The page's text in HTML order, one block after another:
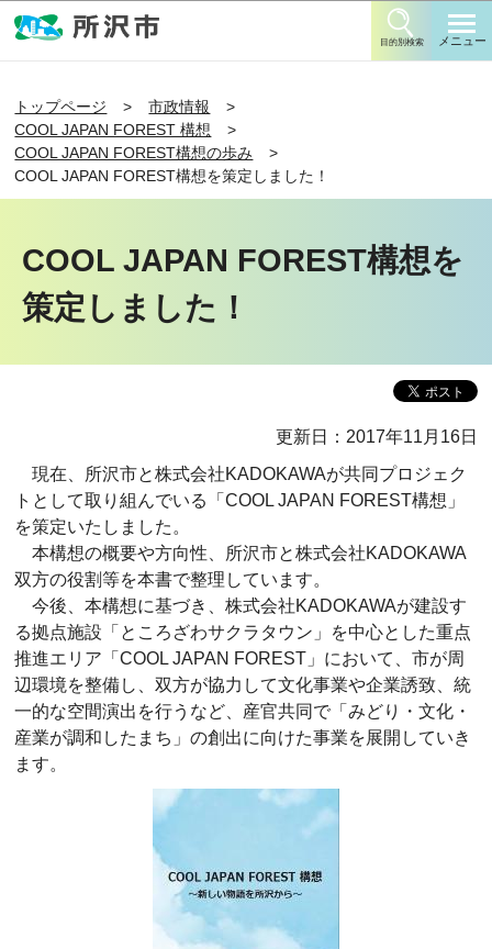
目的別検索 メニュー
トップページ
市政情報
COOL JAPAN FOREST 構想
COOL JAPAN FOREST構想の歩み
COOL JAPAN FOREST構想を策定しました！
COOL JAPAN FOREST構想を
策定しました！
更新日：2017年11月16日
現在、所沢市と株式会社KADOKAWAが共同プロジェク
トとして取り組んでいる「COOL JAPAN FOREST構想」
を策定いたしました。
本構想の概要や方向性、所沢市と株式会社KADOKAWA
双方の役割等を本書で整理しています。
今後、本構想に基づき、株式会社KADOKAWAが建設す
る拠点施設「ところざわサクラタウン」を中心とした重点
推進エリア「COOL JAPAN FOREST」において、市が周
辺環境を整備し、双方が協力して文化事業や企業誘致、統
一的な空間演出を行うなど、産官共同で「みどり・文化・
産業が調和したまち」の創出に向けた事業を展開していき
ます。